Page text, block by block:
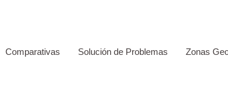
Comparativas Solución de Problemas Zonas